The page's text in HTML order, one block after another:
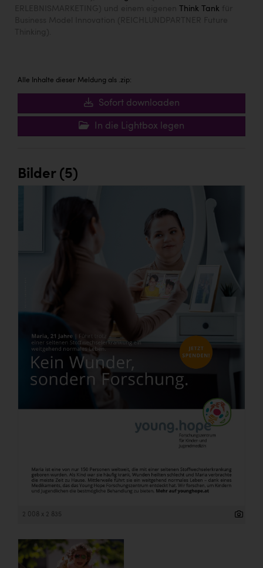
Think Tank
Alle Inhalte dieser Meldung als .zip:
Sofort downloaden
In die Lightbox legen
Bilder (5)
2 008 x 2 835